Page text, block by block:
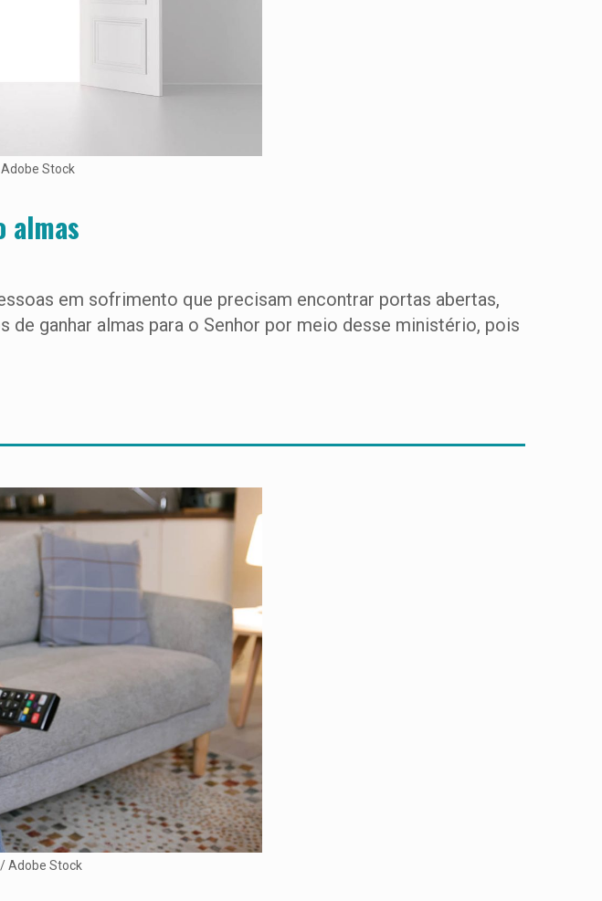
Stock
almas
em sofrimento que precisam encontrar portas abertas,
de ganhar almas para o Senhor por meio desse ministério, pois
Adobe Stock